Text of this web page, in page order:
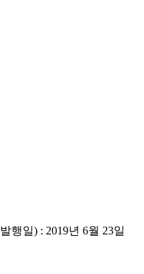
행일) : 2019년 6월 23일